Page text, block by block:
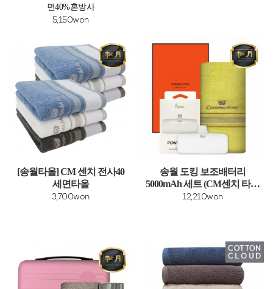
면40%혼방사
5,150won
[송월타올] CM 센치 전사40
세면타올
3,700won
송월 도킹 보조배터리
5000mAh 세트 (CM센치 타올
1매 + 도킹보조배터리 1개)
12,210won